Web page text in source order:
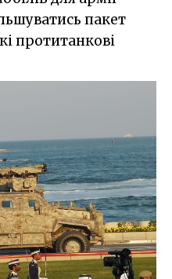
пакет
протитанкові